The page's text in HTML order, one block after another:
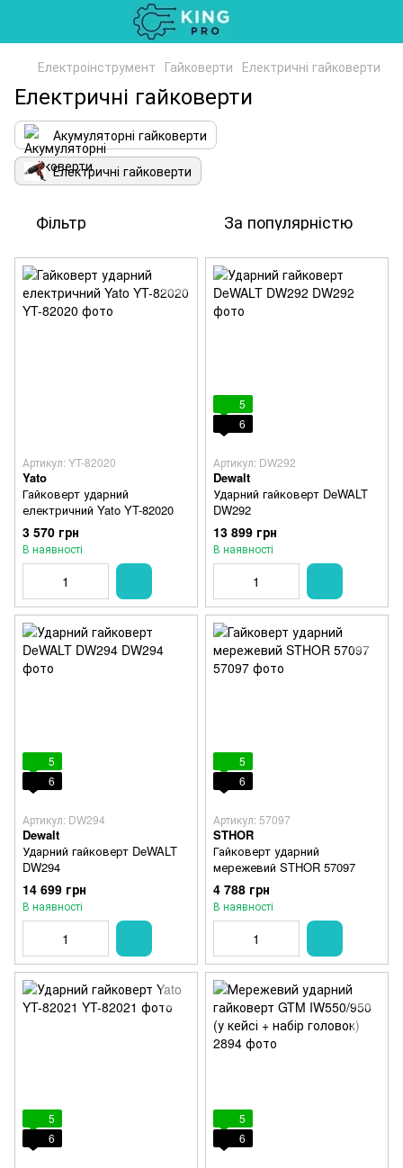
Електроінструмент Гайковерти Електричні гайковерти
Електричні гайковерти
Акумуляторні гайковерти
Електричні гайковерти
Фільтр За популярністю
Артикул: YT-82020
Yato
Гайковерт ударний
електричний Yato YT-82020
3 570 грн
В наявності
5
6
Артикул: DW292
Dewalt
Ударний гайковерт DeWALT
DW292
13 899 грн
В наявності
5
6
Артикул: DW294
Dewalt
Ударний гайковерт DeWALT
DW294
14 699 грн
В наявності
5
6
Артикул: 57097
STHOR
Гайковерт ударний
мережевий STHOR 57097
4 788 грн
В наявності
5
6
5
6